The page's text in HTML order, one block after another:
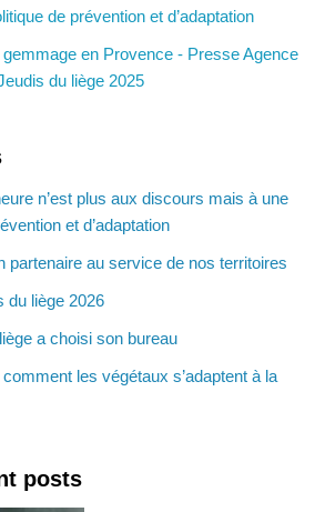
de prévention et d’adaptation
en Provence - Presse Agence
du liège 2025
n’est plus aux discours mais à une
et d’adaptation
partenaire au service de nos territoires
du liège 2026
a choisi son bureau
les végétaux s’adaptent à la
posts